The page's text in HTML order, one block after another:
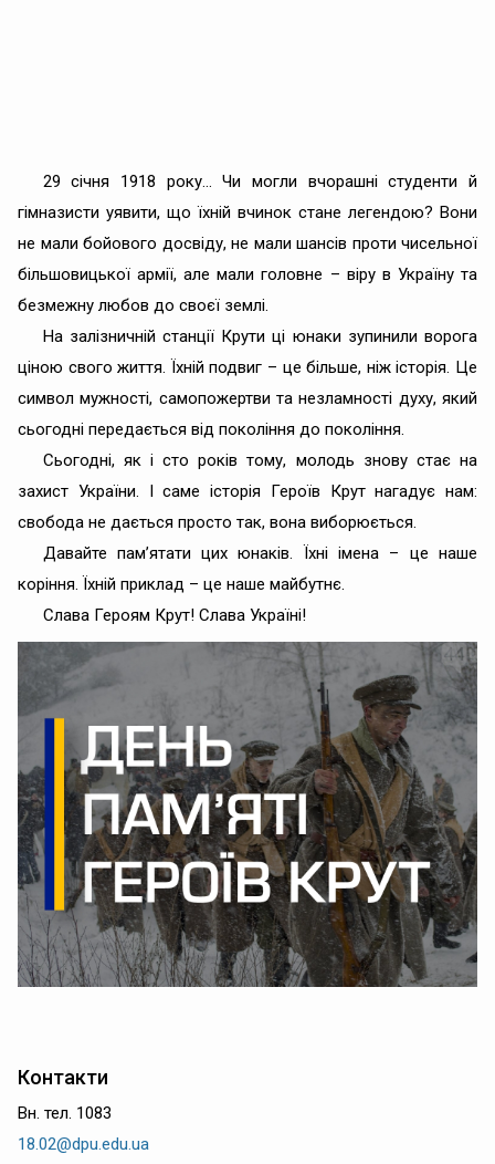
29 січня 1918 року… Чи могли вчорашні студенти й
гімназисти уявити, що їхній вчинок стане легендою? Вони
не мали бойового досвіду, не мали шансів проти чисельної
більшовицької армії, але мали головне – віру в Україну та
безмежну любов до своєї землі.
На залізничній станції Крути ці юнаки зупинили ворога
ціною свого життя. Їхній подвиг – це більше, ніж історія. Це
символ мужності, самопожертви та незламності духу, який
сьогодні передається від покоління до покоління.
Сьогодні, як і сто років тому, молодь знову стає на
захист України. І саме історія Героїв Крут нагадує нам:
свобода не дається просто так, вона виборюється.
Давайте пам’ятати цих юнаків. Їхні імена – це наше
коріння. Їхній приклад – це наше майбутнє.
Слава Героям Крут! Слава Україні!
Контакти
Вн. тел. 1083
18.02@dpu.edu.ua